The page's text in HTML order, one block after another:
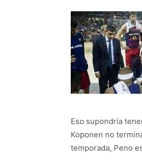
Eso supondría
Koponen no
temporada, Peno